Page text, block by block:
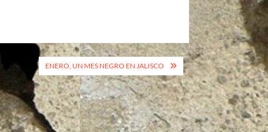
ENERO, UN MES NEGRO EN JALISCO